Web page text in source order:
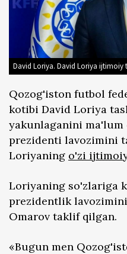
David Loriya. David Loriya
Qozog'iston futbol
kotibi David Loriya
yakunlaganini ma'lum
prezidenti lavozimini
Loriyaning o'zi
Loriyaning so'zlariga
prezidentlik
Omarov taklif qilgan.
«Bugun men